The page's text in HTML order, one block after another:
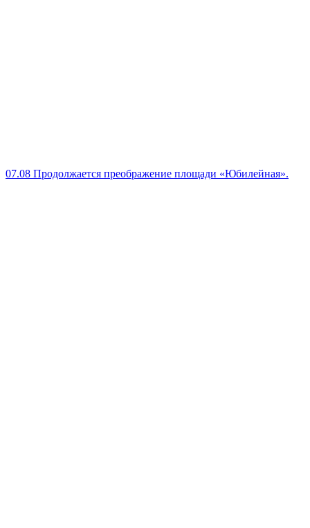
07.08 Продолжается преображение площади «Юбилейная».